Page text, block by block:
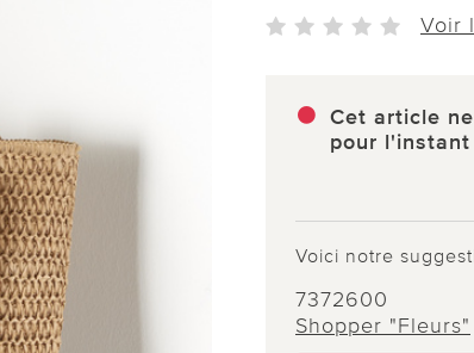
Voir
Cet article
pour l'instant
Voici notre
7372600
Shopper "Fleurs"